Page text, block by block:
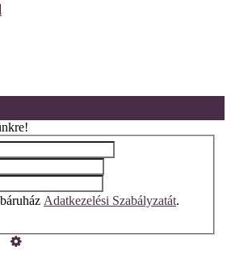
Adatkezelési Szabályzatát.